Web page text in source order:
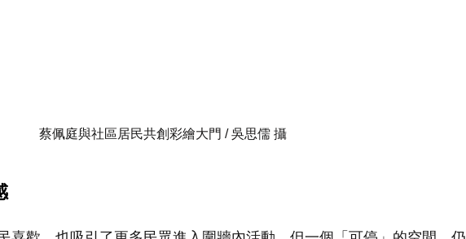
蔡佩庭與社區居民共創彩繪大門 / 吳思儒 攝